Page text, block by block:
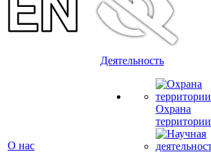
О нас
Деятельность
Охрана
территории